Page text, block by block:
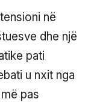
në
dhe një
pati
u nxit nga
pas